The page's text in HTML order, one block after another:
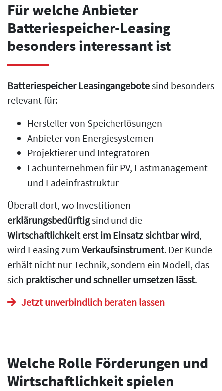
Für welche Anbieter
Batteriespeicher-Leasing
besonders interessant ist
Batteriespeicher Leasingangebotesind besonders
relevant für:
Hersteller von Speicherlösungen
Anbieter von Energiesystemen
Projektierer und Integratoren
Fachunternehmen für PV, Lastmanagement
und Ladeinfrastruktur
Überall dort, wo Investitionen
erklärungsbedürftigsind und die
Wirtschaftlichkeit erst im Einsatz sichtbar wird,
wird Leasing zum Verkaufsinstrument. Der Kunde
erhält nicht nur Technik, sondern ein Modell, das
sich praktischer und schneller umsetzen lässt.
Jetzt unverbindlich beraten lassen
Welche Rolle Förderungen und
Wirtschaftlichkeit spielen